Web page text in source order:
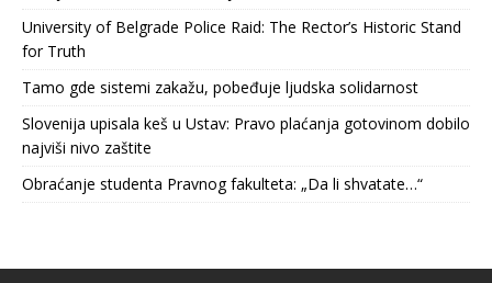
University of Belgrade Police Raid: The Rector’s Historic Stand
for Truth
Tamo gde sistemi zakažu, pobeđuje ljudska solidarnost
Slovenija upisala keš u Ustav: Pravo plaćanja gotovinom dobilo
najviši nivo zaštite
Obraćanje studenta Pravnog fakulteta: „Da li shvatate…“